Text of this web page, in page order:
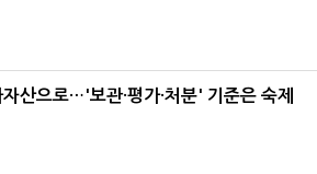
산으로…'보관·평가·처분' 기준은 숙제